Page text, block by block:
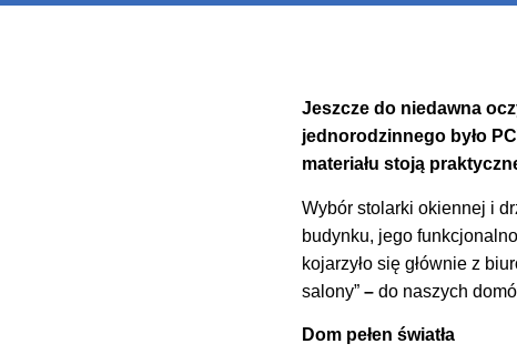
Jeszcze do niedawna
jednorodzinnego było
materiału stoją
Wybór stolarki okiennej i
budynku, jego
kojarzyło się głównie z
salony” – do naszych
Dom pełen światła